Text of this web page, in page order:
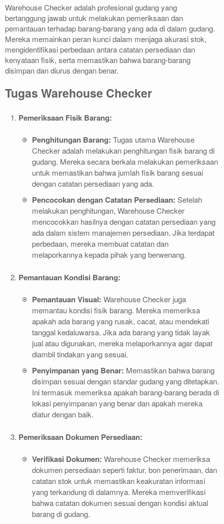
Warehouse Checker adalah profesional gudang yang
bertanggung jawab untuk melakukan pemeriksaan dan
pemantauan terhadap barang-barang yang ada di dalam gudang.
Mereka memainkan peran kunci dalam menjaga akurasi stok,
mengidentifikasi perbedaan antara catatan persediaan dan
kenyataan fisik, serta memastikan bahwa barang-barang
disimpan dan diurus dengan benar.
Tugas Warehouse Checker
Pemeriksaan Fisik Barang:
Penghitungan Barang: Tugas utama Warehouse
Checker adalah melakukan penghitungan fisik barang di
gudang. Mereka secara berkala melakukan pemeriksaan
untuk memastikan bahwa jumlah fisik barang sesuai
dengan catatan persediaan yang ada.
Pencocokan dengan Catatan Persediaan: Setelah
melakukan penghitungan, Warehouse Checker
mencocokkan hasilnya dengan catatan persediaan yang
ada dalam sistem manajemen persediaan. Jika terdapat
perbedaan, mereka membuat catatan dan
melaporkannya kepada pihak yang berwenang.
Pemantauan Kondisi Barang:
Pemantauan Visual: Warehouse Checker juga
memantau kondisi fisik barang. Mereka memeriksa
apakah ada barang yang rusak, cacat, atau mendekati
tanggal kedaluwarsa. Jika ada barang yang tidak layak
jual atau digunakan, mereka melaporkannya agar dapat
diambil tindakan yang sesuai.
Penyimpanan yang Benar: Memastikan bahwa barang
disimpan sesuai dengan standar gudang yang ditetapkan.
Ini termasuk memeriksa apakah barang-barang berada di
lokasi penyimpanan yang benar dan apakah mereka
diatur dengan baik.
Pemeriksaan Dokumen Persediaan:
Verifikasi Dokumen: Warehouse Checker memeriksa
dokumen persediaan seperti faktur, bon penerimaan, dan
catatan stok untuk memastikan keakuratan informasi
yang terkandung di dalamnya. Mereka memverifikasi
bahwa catatan dokumen sesuai dengan kondisi aktual
barang di gudang.